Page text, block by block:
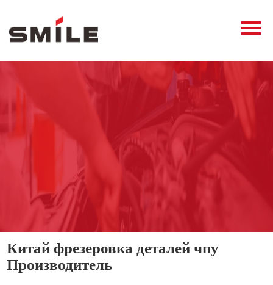
Продукция
О нас
Контакты
Китай фрезеровка деталей чпу
Производитель